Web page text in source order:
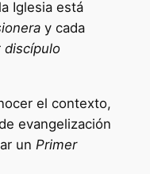
Iglesia está
y cada
discípulo
el contexto,
evangelización
un Primer